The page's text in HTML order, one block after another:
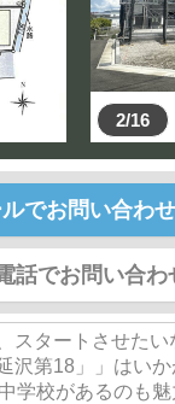
2/16
ルでお問い合わ
話でお問い合わ
スタートさせた
沢第18」」はい
学校があるのも